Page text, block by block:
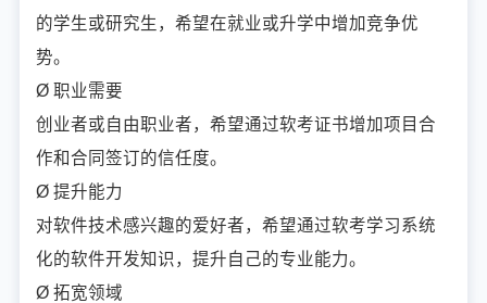
的学生或研究生，希望在就业或升学中增加竞争优
势。
Ø 职业需要
创业者或自由职业者，希望通过软考证书增加项目合
作和合同签订的信任度。
Ø 提升能力
对软件技术感兴趣的爱好者，希望通过软考学习系统
化的软件开发知识，提升自己的专业能力。
Ø 拓宽领域